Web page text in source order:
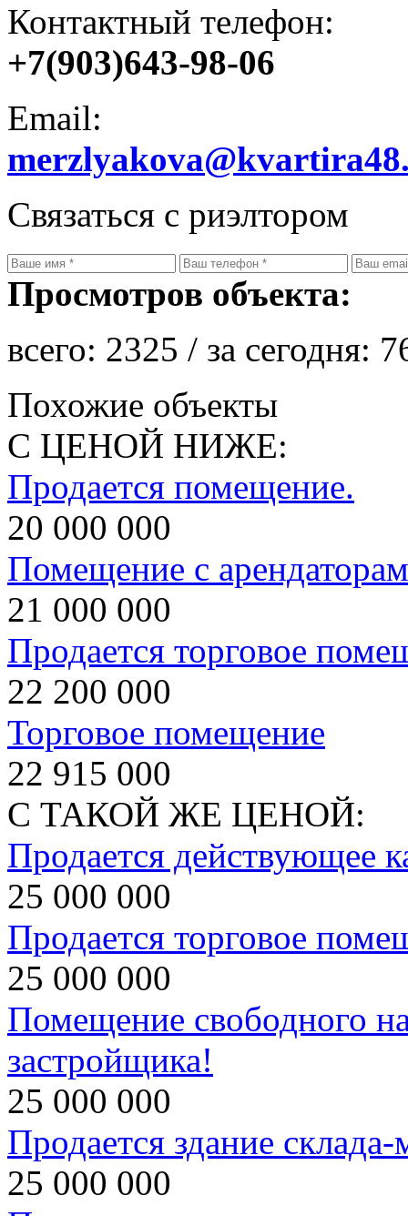
Контактный телефон:
+7(903)643-98-06
Email:
Связаться с риэлтором
Просмотров объекта:
всего: 2325 / за сегодня:
Похожие объекты
С ЦЕНОЙ НИЖЕ:
Продается помещение.
20 000 000
Помещение с
21 000 000
Продается торговое
22 200 000
Торговое помещение
22 915 000
С ТАКОЙ ЖЕ ЦЕНОЙ:
Продается действующее
25 000 000
Продается торговое
25 000 000
Помещение свободного
застройщика!
25 000 000
Продается здание склада-
25 000 000